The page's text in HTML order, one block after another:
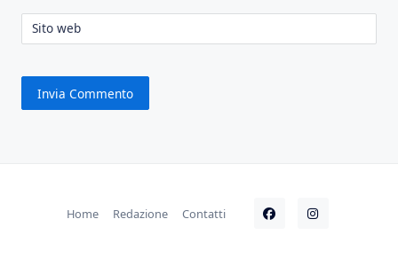
Sito web
Home Redazione Contatti